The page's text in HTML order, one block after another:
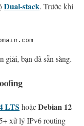
Dual-stack. Trước khi
bạn đã sẵn sàng.
LTS hoặcDebian 12
xử lý IPv6 routing